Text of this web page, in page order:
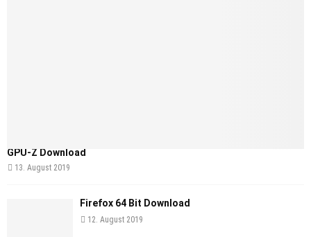
GPU-Z Download
13. August 2019
Firefox 64 Bit Download
12. August 2019